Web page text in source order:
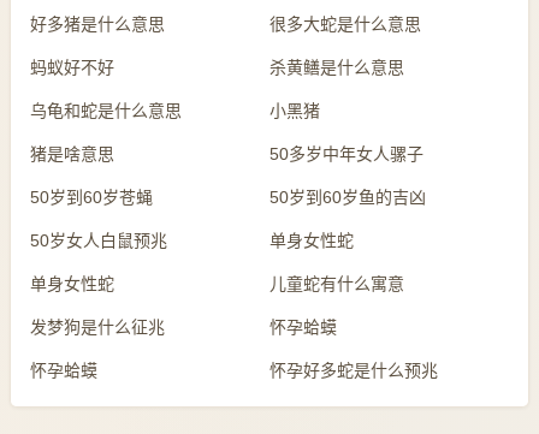
好多猪是什么意思 很多大蛇是什么意思
蚂蚁好不好 杀黄鳝是什么意思
乌龟和蛇是什么意思 小黑猪
猪是啥意思 50多岁中年女人骡子
50岁到60岁苍蝇 50岁到60岁鱼的吉凶
50岁女人白鼠预兆 单身女性蛇
单身女性蛇 儿童蛇有什么寓意
发梦狗是什么征兆 怀孕蛤蟆
怀孕蛤蟆 怀孕好多蛇是什么预兆